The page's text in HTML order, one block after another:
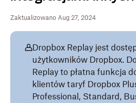
Zaktualizowano Aug 27, 2024
Dropbox Replay jest
użytkowników Dropbox.
Replay to płatna funkcja
klientów taryf Dropbox
Professional, Standard,